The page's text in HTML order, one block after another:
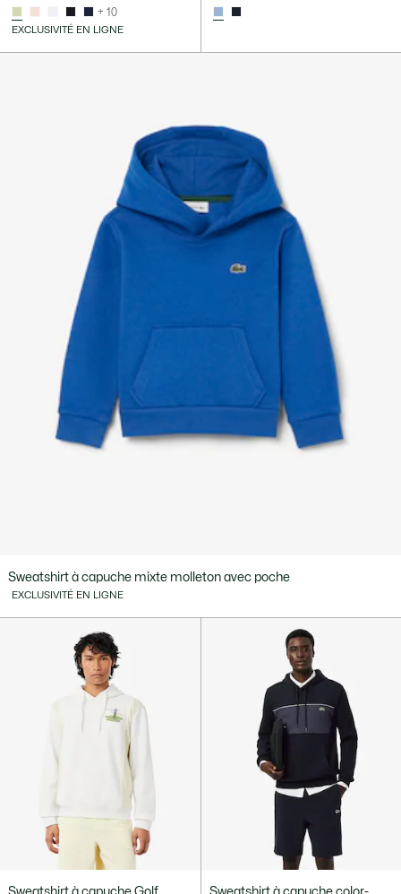
+ 10
EXCLUSIVITÉ EN LIGNE
Sweatshirt à capuche mixte molleton avec poche
EXCLUSIVITÉ EN LIGNE
Sweatshirt à capuche Golf
Sweatshirt à capuche color-